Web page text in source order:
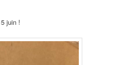
juin !